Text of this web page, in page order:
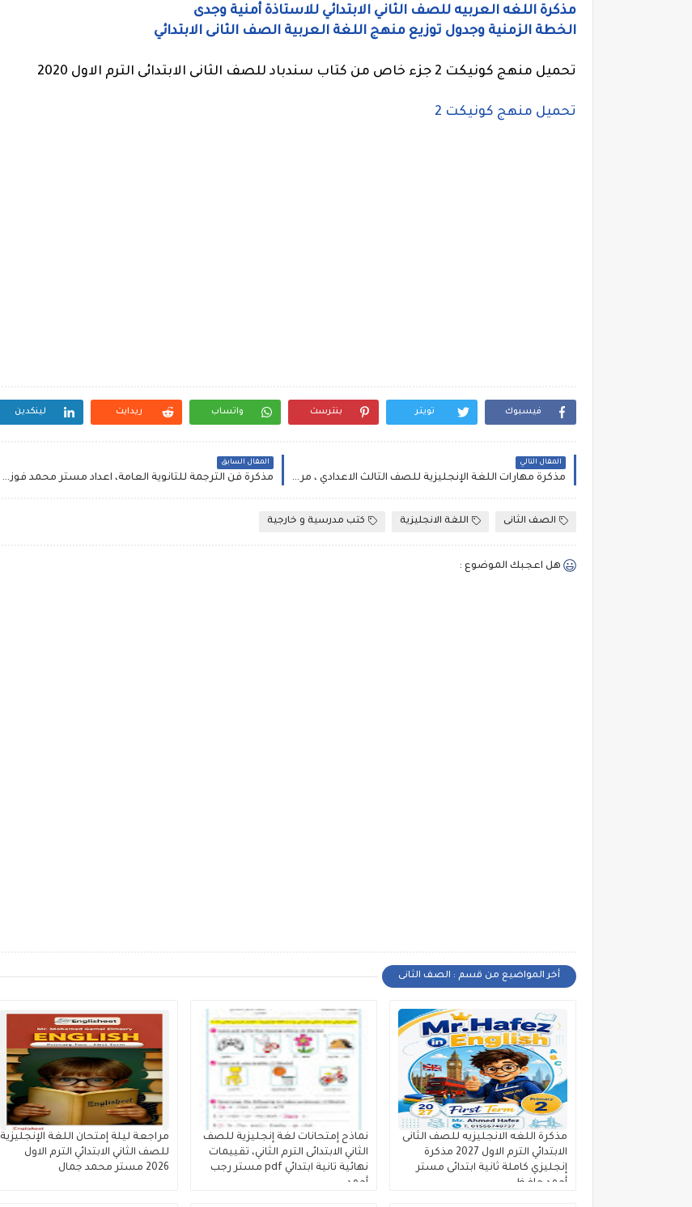
مذكرة اللغه العربيه للصف الثاني الابتدائي للاستاذة أمنية وجدى
الخطة الزمنية وجدول توزيع منهج اللغة العربية الصف الثانى الابتدائي
تحميل منهج كونيكت 2 جزء خاص من كتاب سندباد للصف الثانى الابتدائى الترم الاول 2020
تحميل منهج كونيكت 2
فيسبوك تويتر بنترست واتساب ريدايت لينكدين
المقال التالي
مذكرة مهارات اللغة الإنجليزية للصف الثالث الاعدادي ، مراجعة جرامر و لغويات
المقال السابق
مذكرة فن الترجمة للثانوية العامة، اعداد مستر محمد فوزي الترجمة بقت سهلة
الصف الثانى اللغة الانجليزية كتب مدرسية و خارجية
هل اعجبك الموضوع :
أخر المواضيع من قسم : الصف الثانى
مذكرة اللغه الانجليزيه للصف الثانى
الابتدائي الترم الاول 2027 مذكرة
إنجليزي كاملة ثانية ابتدائى مستر
أحمد حافظ
نماذح إمتحانات لغة إنجليزية للصف
الثاني الابتدائى الترم الثاني، تقييمات
نهائية تانية ابتدائي pdf مستر رجب
أحمد
مراجعة ليلة إمتحان اللغة الإنجليزية
للصف الثاني الابتدائي الترم الاول
2026 مستر محمد جمال